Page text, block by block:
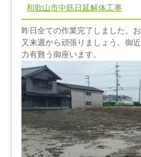
和歌山市中筋日延解体工事
昨日全ての作業完了しました。お
又来週から頑張りましょう。御
力有難う御座います。